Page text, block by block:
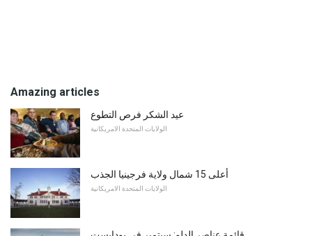
Amazing articles
عيد الشكر فرص التطوع
الولايات المتحدة الامريكانية
أعلى 15 شمال ولاية فرجينيا الجذب
الولايات المتحدة الامريكانية